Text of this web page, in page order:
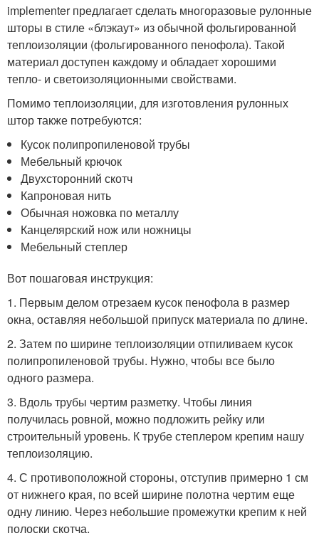
implementer предлагает сделать многоразовые рулонные
шторы в стиле «блэкаут» из обычной фольгированной
теплоизоляции (фольгированного пенофола). Такой
материал доступен каждому и обладает хорошими
тепло- и светоизоляционными свойствами.
Помимо теплоизоляции, для изготовления рулонных
штор также потребуются:
Кусок полипропиленовой трубы
Мебельный крючок
Двухсторонний скотч
Капроновая нить
Обычная ножовка по металлу
Канцелярский нож или ножницы
Мебельный степлер
Вот пошаговая инструкция:
1. Первым делом отрезаем кусок пенофола в размер
окна, оставляя небольшой припуск материала по длине.
2. Затем по ширине теплоизоляции отпиливаем кусок
полипропиленовой трубы. Нужно, чтобы все было
одного размера.
3. Вдоль трубы чертим разметку. Чтобы линия
получилась ровной, можно подложить рейку или
строительный уровень. К трубе степлером крепим нашу
теплоизоляцию.
4. С противоположной стороны, отступив примерно 1 см
от нижнего края, по всей ширине полотна чертим еще
одну линию. Через небольшие промежутки крепим к ней
полоски скотча.